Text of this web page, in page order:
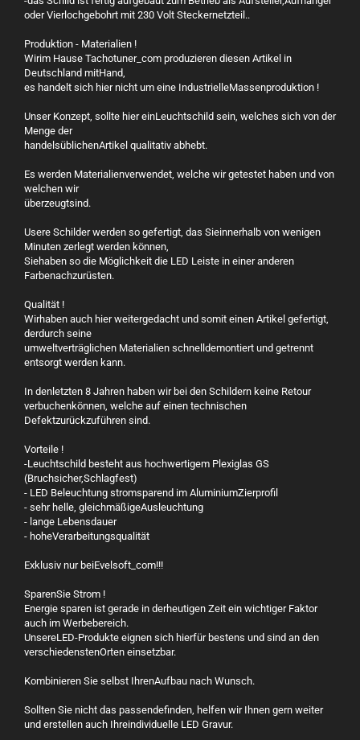
oder Vierlochgebohrt mit 230 Volt Steckernetzteil..
Produktion - Materialien !
Wirim Hause Tachotuner_com produzieren diesen Artikel in
Deutschland mitHand,
es handelt sich hier nicht um eine IndustrielleMassenproduktion !
Unser Konzept, sollte hier einLeuchtschild sein, welches sich von der
Menge der
handelsüblichenArtikel qualitativ abhebt.
Es werden Materialienverwendet, welche wir getestet haben und von
welchen wir
überzeugtsind.
Usere Schilder werden so gefertigt, das Sieinnerhalb von wenigen
Minuten zerlegt werden können,
Siehaben so die Möglichkeit die LED Leiste in einer anderen
Farbenachzurüsten.
Qualität !
Wirhaben auch hier weitergedacht und somit einen Artikel gefertigt,
derdurch seine
umweltverträglichen Materialien schnelldemontiert und getrennt
entsorgt werden kann.
In denletzten 8 Jahren haben wir bei den Schildern keine Retour
verbuchenkönnen, welche auf einen technischen
Defektzurückzuführen sind.
Vorteile !
-Leuchtschild besteht aus hochwertigem Plexiglas GS
(Bruchsicher,Schlagfest)
- LED Beleuchtung stromsparend im AluminiumZierprofil
- sehr helle, gleichmäßigeAusleuchtung
- lange Lebensdauer
- hoheVerarbeitungsqualität
Exklusiv nur beiEvelsoft_com!!!
SparenSie Strom !
Energie sparen ist gerade in derheutigen Zeit ein wichtiger Faktor
auch im Werbebereich.
UnsereLED-Produkte eignen sich hierfür bestens und sind an den
verschiedenstenOrten einsetzbar.
Kombinieren Sie selbst IhrenAufbau nach Wunsch.
Sollten Sie nicht das passendefinden, helfen wir Ihnen gern weiter
und erstellen auch Ihreindividuelle LED Gravur.